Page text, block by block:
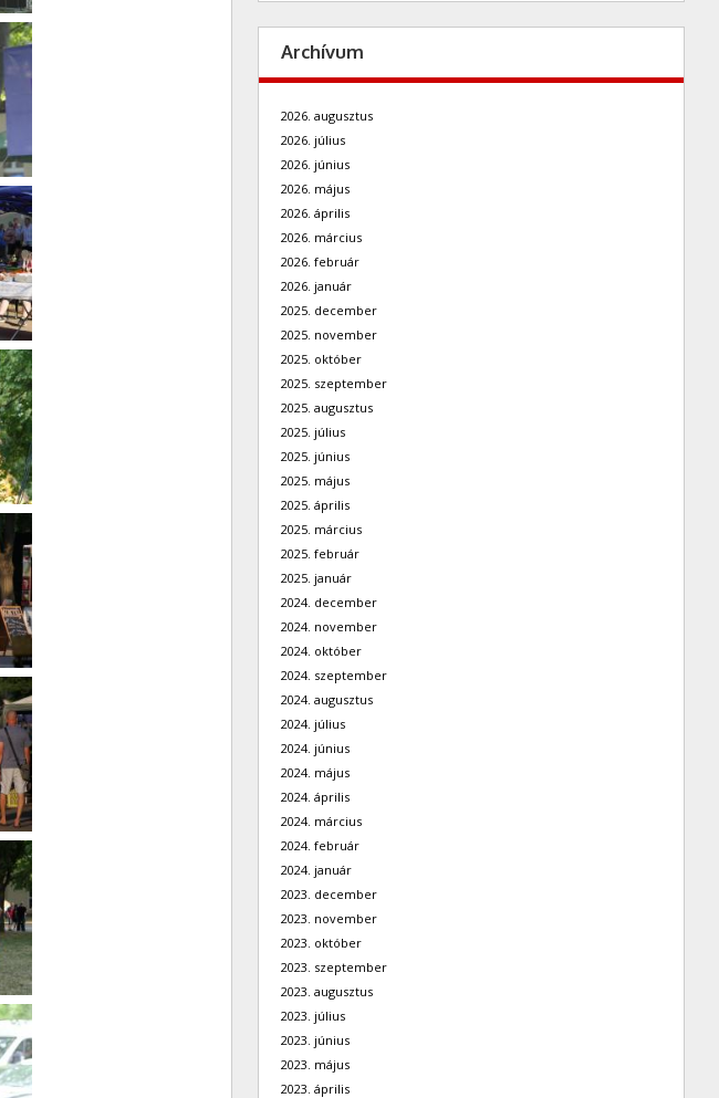
Archívum
2026. augusztus
2026. július
2026. június
2026. május
2026. április
2026. március
2026. február
2026. január
2025. december
2025. november
2025. október
2025. szeptember
2025. augusztus
2025. július
2025. június
2025. május
2025. április
2025. március
2025. február
2025. január
2024. december
2024. november
2024. október
2024. szeptember
2024. augusztus
2024. július
2024. június
2024. május
2024. április
2024. március
2024. február
2024. január
2023. december
2023. november
2023. október
2023. szeptember
2023. augusztus
2023. július
2023. június
2023. május
2023. április